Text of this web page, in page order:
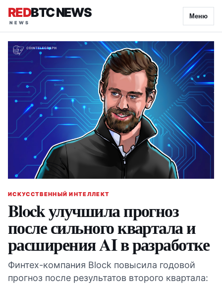
REDBTC NEWS Меню
ИСКУССТВЕННЫЙ ИНТЕЛЛЕКТ
Block улучшила прогноз
после сильного квартала и
расширения AI в разработке
Финтех-компания Block повысила годовой
прогноз после результатов второго квартала: